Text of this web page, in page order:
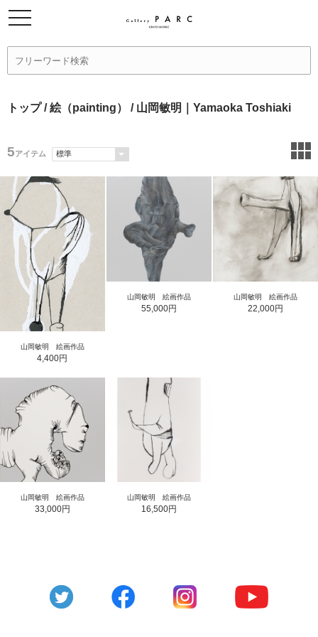
トップ/絵（painting） / 山岡敏明｜Yamaoka Toshiaki
5アイテム
山岡敏明 絵画作品
4,400円
山岡敏明 絵画作品
55,000円
山岡敏明 絵画作品
22,000円
山岡敏明 絵画作品
33,000円
山岡敏明 絵画作品
16,500円